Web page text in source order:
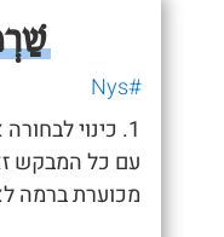
#Nys
1. כינוי
עם כל המבקש
מכוערת ברמה